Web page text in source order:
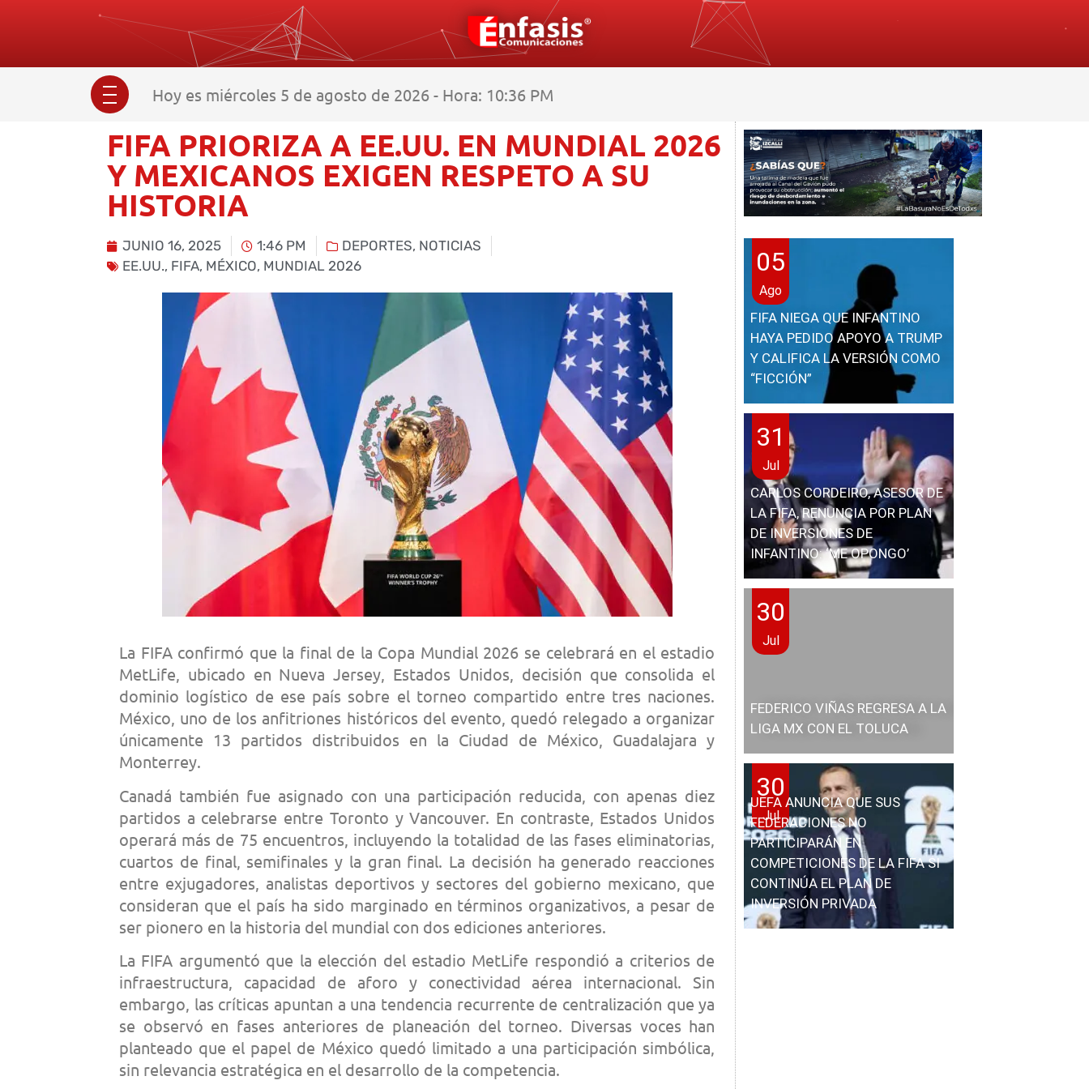
Hoy es miércoles 5 de agosto de 2026 - Hora: 10:36 PM
FIFA PRIORIZA A EE.UU. EN MUNDIAL 2026
Y MEXICANOS EXIGEN RESPETO A SU
HISTORIA
JUNIO 16, 2025 1:46 PM DEPORTES, NOTICIAS
EE.UU., FIFA, MÉXICO, MUNDIAL 2026
La FIFA confirmó que la final de la Copa Mundial 2026 se celebrará en el estadio
MetLife, ubicado en Nueva Jersey, Estados Unidos, decisión que consolida el
dominio logístico de ese país sobre el torneo compartido entre tres naciones.
México, uno de los anfitriones históricos del evento, quedó relegado a organizar
únicamente 13 partidos distribuidos en la Ciudad de México, Guadalajara y
Monterrey.
Canadá también fue asignado con una participación reducida, con apenas diez
partidos a celebrarse entre Toronto y Vancouver. En contraste, Estados Unidos
operará más de 75 encuentros, incluyendo la totalidad de las fases eliminatorias,
cuartos de final, semifinales y la gran final. La decisión ha generado reacciones
entre exjugadores, analistas deportivos y sectores del gobierno mexicano, que
consideran que el país ha sido marginado en términos organizativos, a pesar de
ser pionero en la historia del mundial con dos ediciones anteriores.
La FIFA argumentó que la elección del estadio MetLife respondió a criterios de
infraestructura, capacidad de aforo y conectividad aérea internacional. Sin
embargo, las críticas apuntan a una tendencia recurrente de centralización que ya
se observó en fases anteriores de planeación del torneo. Diversas voces han
planteado que el papel de México quedó limitado a una participación simbólica,
sin relevancia estratégica en el desarrollo de la competencia.
05
Ago
FIFA NIEGA QUE INFANTINO
HAYA PEDIDO APOYO A TRUMP
Y CALIFICA LA VERSIÓN COMO
“FICCIÓN”
31
Jul
CARLOS CORDEIRO, ASESOR DE
LA FIFA, RENUNCIA POR PLAN
DE INVERSIONES DE
INFANTINO: ‘ME OPONGO’
30
Jul
FEDERICO VIÑAS REGRESA A LA
LIGA MX CON EL TOLUCA
30
Jul
UEFA ANUNCIA QUE SUS
FEDERACIONES NO
PARTICIPARÁN EN
COMPETICIONES DE LA FIFA SI
CONTINÚA EL PLAN DE
INVERSIÓN PRIVADA